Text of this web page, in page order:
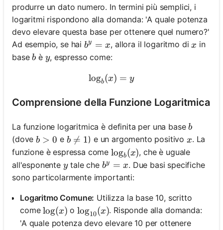
produrre un dato numero. In termini più semplici, i
logaritmi rispondono alla domanda: 'A quale potenza
devo elevare questa base per ottenere quel numero?'
Ad esempio, se hai b^y = x
by = x, allora il logaritmo di x
x in
baseb
b è y
y, espresso come:
\log_b(x) = y
logb(x) = y
Comprensione della Funzione Logaritmica
La funzione logaritmica è definita per una baseb
b
(doveb > 0
b > 0 e b \neq 1
b 
= 1) e un argomento positivo x
x. La
funzione è espressa come \log_b(x)
logb(x), che è uguale
all'esponente y
ytale che b^y = x
by = x. Due basi specifiche
sono particolarmente importanti:
Logaritmo Comune: Utilizza la base 10, scritto
come\log(x)
log(x) o\log_{10}(x)
log10(x). Risponde alla domanda:
'A quale potenza devo elevare 10 per ottenere